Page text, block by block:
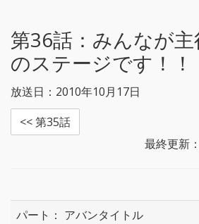
第36話： みんなが
のステージです！！
放送日：2010年10月17日
<< 第35話
最終更新
アバンタイトル